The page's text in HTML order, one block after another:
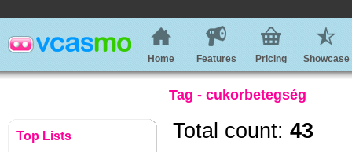
Home Features Pricing Showcase
Tag - cukorbetegség
Top Lists Total count: 43